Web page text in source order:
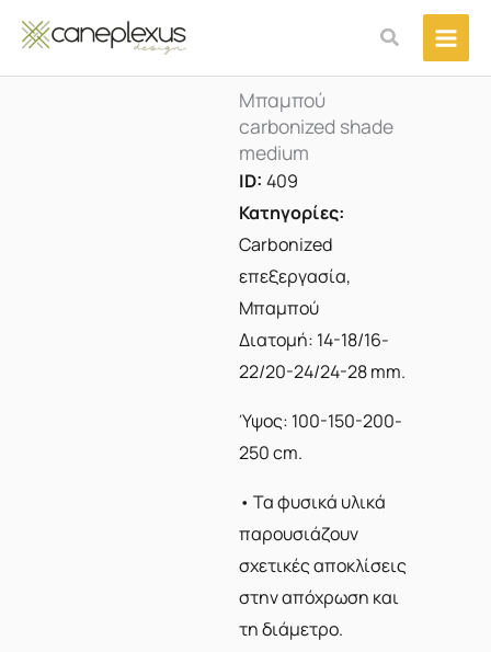
στο
περιεχόμενο
Αναζήτηση
Μπαμπού
carbonized shade
medium
ID: 409
Κατηγορίες:
Carbonized
επεξεργασία,
Μπαμπού
Διατομή: 14-18/16-
22/20-24/24-28 mm.
Ύψος: 100-150-200-
250 cm.
• Τα φυσικά υλικά
παρουσιάζουν
σχετικές αποκλίσεις
στην απόχρωση και
τη διάμετρο.